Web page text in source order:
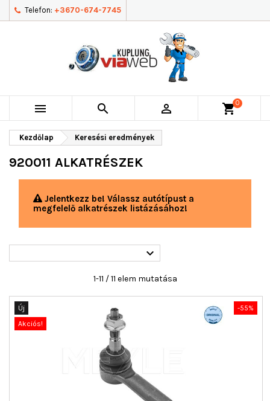
Telefon: +3670-674-7745
   shopping_cart0
Kezdőlap Keresési eredmények
920011 ALKATRÉSZEK
Jelentkezz be! Válassz autótípust a
megfelelő alkatrészek listázásához!

1-11 / 11 elem mutatása
-55%
Új
Akciós!